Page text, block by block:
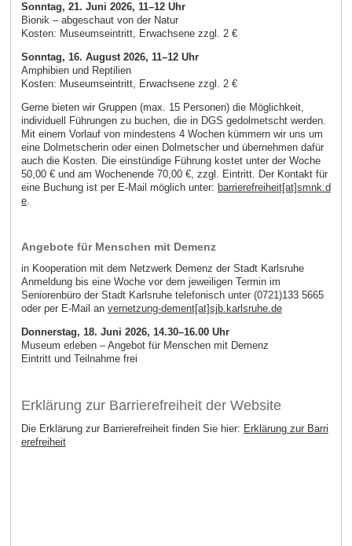
Sonntag, 21. Juni 2026, 11–12 Uhr
Bionik – abgeschaut von der Natur
Kosten: Museumseintritt, Erwachsene zzgl. 2 €
Sonntag, 16. August 2026, 11–12 Uhr
Amphibien und Reptilien
Kosten: Museumseintritt, Erwachsene zzgl. 2 €
Gerne bieten wir Gruppen (max. 15 Personen) die Möglichkeit,
individuell Führungen zu buchen, die in DGS gedolmetscht werden.
Mit einem Vorlauf von mindestens 4 Wochen kümmern wir uns um
eine Dolmetscherin oder einen Dolmetscher und übernehmen dafür
auch die Kosten. Die einstündige Führung kostet unter der Woche
50,00 € und am Wochenende 70,00 €, zzgl. Eintritt. Der Kontakt für
eine Buchung ist per E-Mail möglich unter: barrierefreiheit[at]smnk.d
e.
Angebote für Menschen mit Demenz
in Kooperation mit dem Netzwerk Demenz der Stadt Karlsruhe
Anmeldung bis eine Woche vor dem jeweiligen Termin im
Seniorenbüro der Stadt Karlsruhe telefonisch unter (0721)133 5665
oder per E-Mail an vernetzung-dement[at]sjb.karlsruhe.de
Donnerstag, 18. Juni 2026, 14.30–16.00 Uhr
Museum erleben – Angebot für Menschen mit Demenz
Eintritt und Teilnahme frei
Erklärung zur Barrierefreiheit der Website
Die Erklärung zur Barrierefreiheit finden Sie hier: Erklärung zur Barri
erefreiheit